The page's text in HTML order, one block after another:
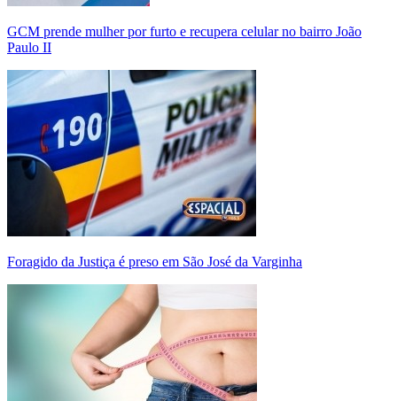
GCM prende mulher por furto e recupera celular no bairro João
Paulo II
Foragido da Justiça é preso em São José da Varginha